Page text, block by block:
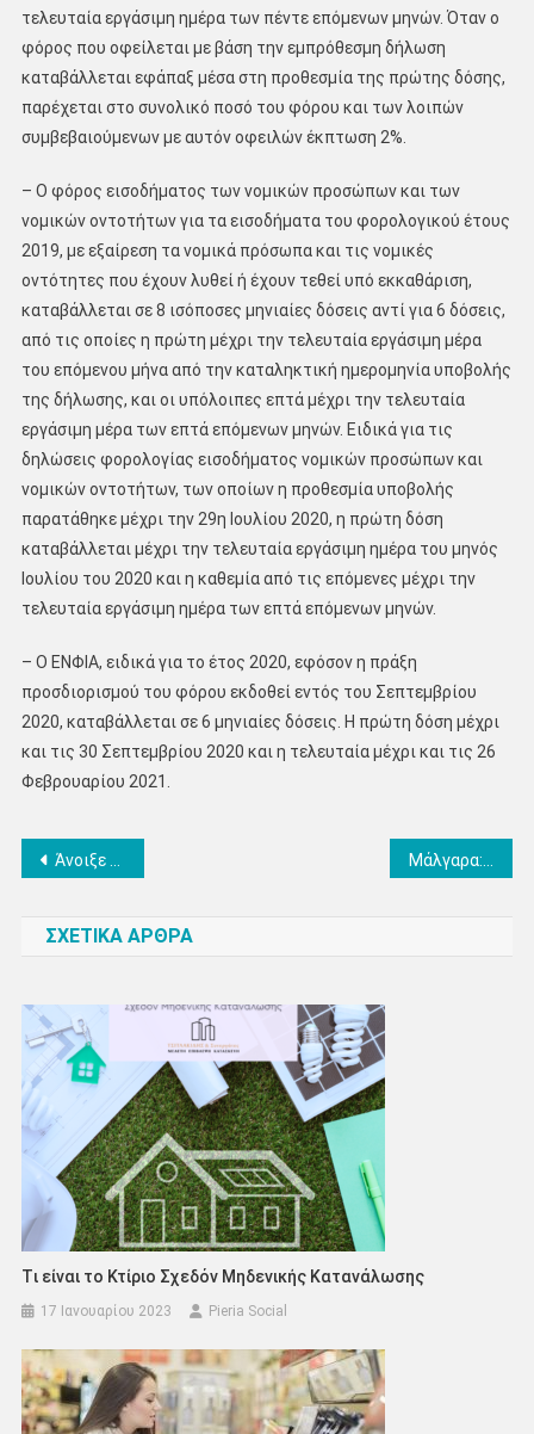
τελευταία εργάσιμη ημέρα των πέντε επόμενων μηνών. Όταν ο
φόρος που οφείλεται με βάση την εμπρόθεσμη δήλωση
καταβάλλεται εφάπαξ μέσα στη προθεσμία της πρώτης δόσης,
παρέχεται στο συνολικό ποσό του φόρου και των λοιπών
συμβεβαιούμενων με αυτόν οφειλών έκπτωση 2%.
– Ο φόρος εισοδήματος των νομικών προσώπων και των
νομικών οντοτήτων για τα εισοδήματα του φορολογικού έτους
2019, με εξαίρεση τα νομικά πρόσωπα και τις νομικές
οντότητες που έχουν λυθεί ή έχουν τεθεί υπό εκκαθάριση,
καταβάλλεται σε 8 ισόποσες μηνιαίες δόσεις αντί για 6 δόσεις,
από τις οποίες η πρώτη μέχρι την τελευταία εργάσιμη μέρα
του επόμενου μήνα από την καταληκτική ημερομηνία υποβολής
της δήλωσης, και οι υπόλοιπες επτά μέχρι την τελευταία
εργάσιμη μέρα των επτά επόμενων μηνών. Ειδικά για τις
δηλώσεις φορολογίας εισοδήματος νομικών προσώπων και
νομικών οντοτήτων, των οποίων η προθεσμία υποβολής
παρατάθηκε μέχρι την 29η Ιουλίου 2020, η πρώτη δόση
καταβάλλεται μέχρι την τελευταία εργάσιμη ημέρα του μηνός
Ιουλίου του 2020 και η καθεμία από τις επόμενες μέχρι την
τελευταία εργάσιμη ημέρα των επτά επόμενων μηνών.
– Ο ΕΝΦΙΑ, ειδικά για το έτος 2020, εφόσον η πράξη
προσδιορισμού του φόρου εκδοθεί εντός του Σεπτεμβρίου
2020, καταβάλλεται σε 6 μηνιαίες δόσεις. Η πρώτη δόση μέχρι
και τις 30 Σεπτεμβρίου 2020 και η τελευταία μέχρι και τις 26
Φεβρουαρίου 2021.
Πλοήγηση
Άνοιξε η πλατφόρμα για αιτήσεις συμμετοχής στο πρόγραμμα «Τουρισμός Για Όλους» – Με βάση το τελευταίο ψηφίο του ΑΦΜ οι αιτήσεις
ΣΧΕΤΙΚΑ ΑΡΘΡΑ
Tι είναι το Κτίριο Σχεδόν Μηδενικής Κατανάλωσης
17 Ιανουαρίου 2023 Pieria Social